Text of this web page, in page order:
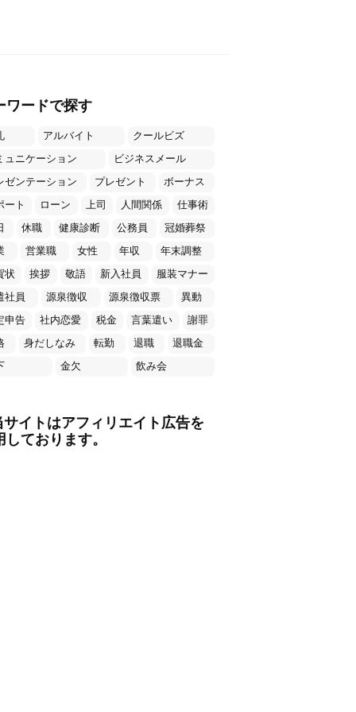
ワードで探す
アルバイト
クールビズ
ュニケーション
ビジネスメール
ゼンテーション
プレゼント
ボーナス
ート
ローン 上司 人間関係
仕事術
休職 健康診断 公務員
冠婚葬祭
営業職 女性 年収
年末調整
状
挨拶 敬語 新入社員
服装マナー
社員
源泉徴収 源泉徴収票
異動
申告
社内恋愛 税金 言葉遣い
謝罪
身だしなみ 転勤 退職
退職金
金欠 飲み会
イトはアフィリエイト広告を
しております。